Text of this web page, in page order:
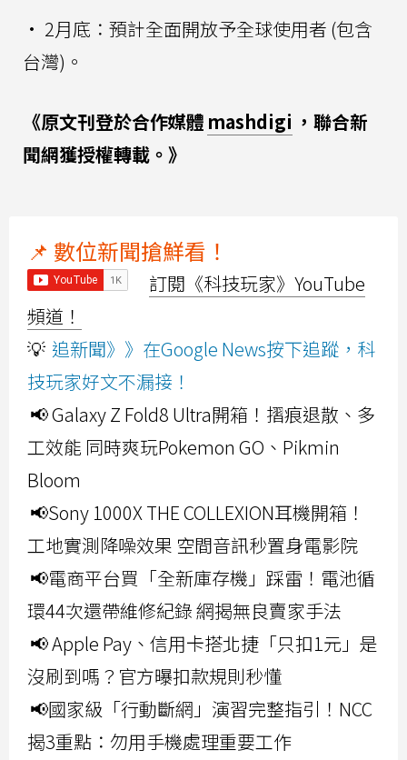
• 2月底：預計全面開放予全球使用者 (包含
台灣)。
《原文刊登於合作媒體 mashdigi ，聯合新
聞網獲授權轉載。》
📌 數位新聞搶鮮看！
訂閱《科技玩家》YouTube
頻道！
💡 追新聞》》在Google News按下追蹤，科
技玩家好文不漏接！
📢 Galaxy Z Fold8 Ultra開箱！摺痕退散、多
工效能 同時爽玩Pokemon GO、Pikmin
Bloom
📢Sony 1000X THE COLLEXION耳機開箱！
工地實測降噪效果 空間音訊秒置身電影院
📢電商平台買「全新庫存機」踩雷！電池循
環44次還帶維修紀錄 網揭無良賣家手法
📢 Apple Pay、信用卡搭北捷「只扣1元」是
沒刷到嗎？官方曝扣款規則秒懂
📢國家級「行動斷網」演習完整指引！NCC
揭3重點：勿用手機處理重要工作